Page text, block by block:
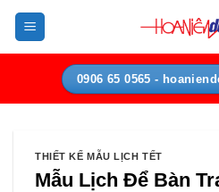
Bỏ
nội
0906 65 0565 -
THIẾT KẾ MẪU LỊCH TẾT
Mẫu Lịch Để Bàn